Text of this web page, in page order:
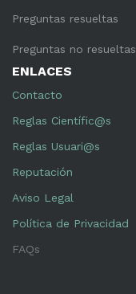
Preguntas resueltas
Preguntas no resueltas
ENLACES
Contacto
Reglas Científic@s
Reglas Usuari@s
Reputación
Aviso Legal
Política de Privacidad
FAQs